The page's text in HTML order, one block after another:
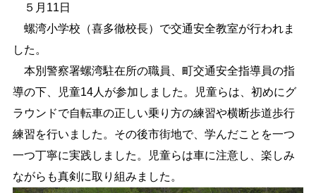
しごと・産業
文字サイズ
標準 拡大
色合い
白 黒 黄 青
５月11日
螺湾小学校（喜多徹校長）で交通安全教室が行われま
した。
本別警察署螺湾駐在所の職員、町交通安全指導員の指
導の下、児童14人が参加しました。児童らは、初めにグ
ラウンドで自転車の正しい乗り方の練習や横断歩道歩行
練習を行いました。その後市街地で、学んだことを一つ
一つ丁寧に実践しました。児童らは車に注意し、楽しみ
ながらも真剣に取り組みました。